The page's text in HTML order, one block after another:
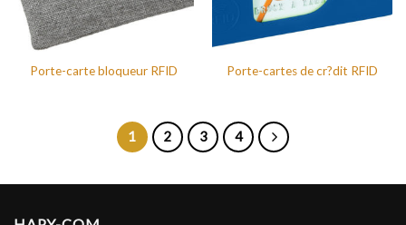
Porte-carte bloqueur RFID Porte-cartes de cr?dit RFID
1 2 3 4